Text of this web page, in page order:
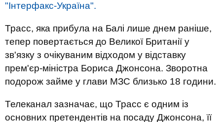
"Інтерфакс-Україна".
Трасс, яка прибула на Балі лише днем раніше,
тепер повертається до Великої Британії у
зв'язку з очікуваним відходом у відставку
прем'єр-міністра Бориса Джонсона. Зворотна
подорож займе у глави МЗС близько 18 години.
Телеканал зазначає, що Трасс є одним із
основних претендентів на посаду Джонсона, її